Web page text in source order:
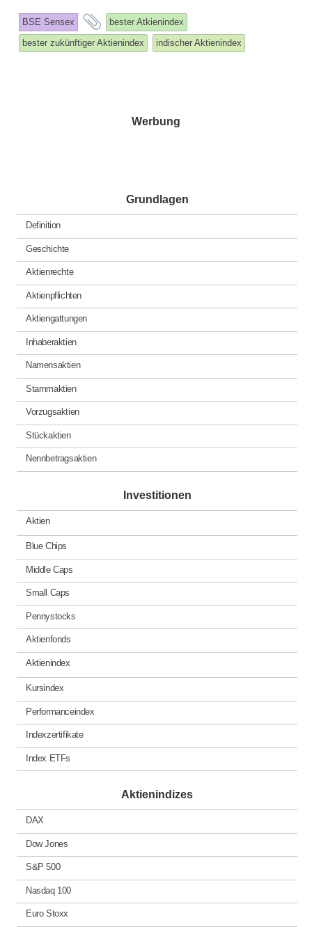
BSE Sensex
and
tagged
bester Atkienindex
bester zukünftiger Aktienindex
indischer Aktienindex
Werbung
Grundlagen
Definition
Geschichte
Aktienrechte
Aktienpflichten
Aktiengattungen
Inhaberaktien
Namensaktien
Stammaktien
Vorzugsaktien
Stückaktien
Nennbetragsaktien
Investitionen
Aktien
Blue Chips
Middle Caps
Small Caps
Pennystocks
Aktienfonds
Aktienindex
Kursindex
Performanceindex
Indexzertifikate
Index ETFs
Aktienindizes
DAX
Dow Jones
S&P 500
Nasdaq 100
Euro Stoxx